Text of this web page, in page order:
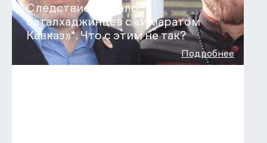
Следствие связало
баталхаджинцев с «Имаратом
Кавказ»*. Что с этим не так?
Подробнее